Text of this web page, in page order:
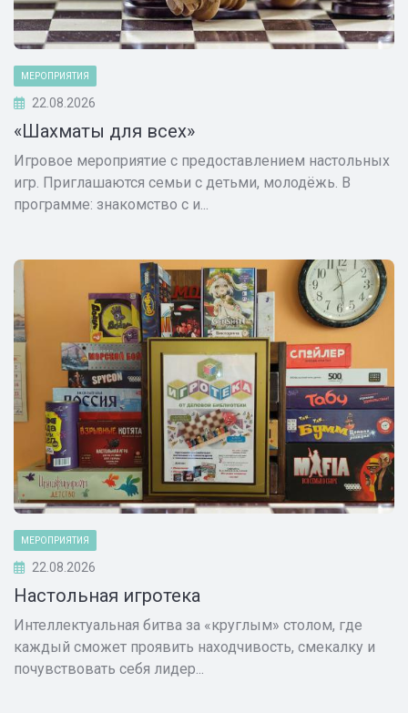
МЕРОПРИЯТИЯ
22.08.2026
«Шахматы для всех»
Игровое мероприятие с предоставлением настольных
игр. Приглашаются семьи с детьми, молодёжь. В
программе: знакомство с и...
МЕРОПРИЯТИЯ
22.08.2026
Настольная игротека
Интеллектуальная битва за «круглым» столом, где
каждый сможет проявить находчивость, смекалку и
почувствовать себя лидер...